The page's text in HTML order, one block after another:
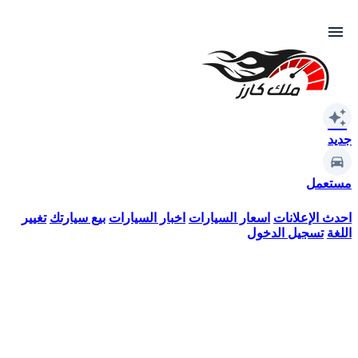
menu
auto_awesome
جديد
مستعمل
احدث الإعلانات اسعار السيارات اخبار السيارات بيع سيارتك تغيير
اللغة تسجيل الدخول